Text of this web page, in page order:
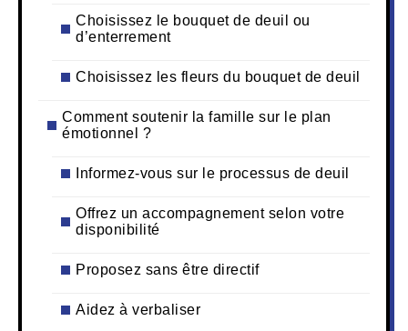
Choisissez le bouquet de deuil ou
d’enterrement
Choisissez les fleurs du bouquet de deuil
Comment soutenir la famille sur le plan
émotionnel ?
Informez-vous sur le processus de deuil
Offrez un accompagnement selon votre
disponibilité
Proposez sans être directif
Aidez à verbaliser